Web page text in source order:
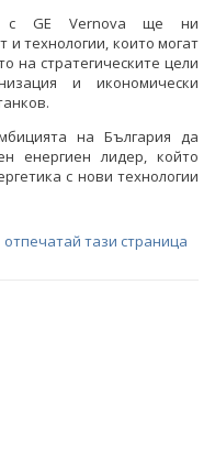
с GE Vernova ще ни
и технологии, които могат
на стратегическите цели
и икономически
на България да
енергиен лидер, който
с нови технологии
отпечатай тази страница